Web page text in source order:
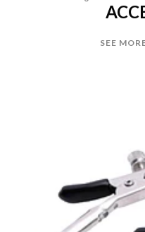
SEE